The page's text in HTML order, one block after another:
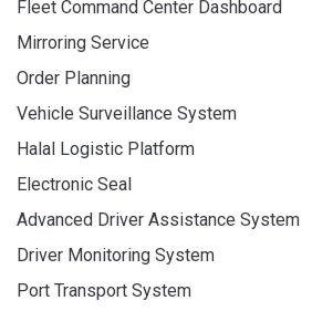
Fleet Command Center Dashboard
Mirroring Service
Order Planning
Vehicle Surveillance System
Halal Logistic Platform
Electronic Seal
Advanced Driver Assistance System
Driver Monitoring System
Port Transport System